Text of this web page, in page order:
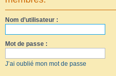
Nom d’utilisateur :
Mot de passe :
J’ai oublié mon mot de passe